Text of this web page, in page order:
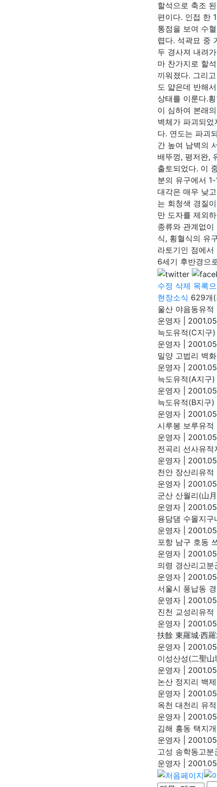
할석으로 축조
편이다. 인접 한
통점을 보여 수
렵다. 석곽묘 중
두 경사져 내려
마 찬가지로 할
끼워졌다. 그리
도 얇은데 반해
상태를 이룬다.
이 심하여 본래
벽체가 파괴되
다. 연도는 파괴
간 높여 남벽의
배뚜껑, 평저완,
출토되었다. 이
분의 유구에서
대각은 매우 낮
는 회청색 경질
만 도자를 제외
종류와 관계없
식, 횡혈식의 유
라토기인 점에
6세기 후반경으
수정 삭제 목록
현장소식 629개
울산 야음동유적
운영자
늑도유적(C지구)
운영자
밀양 고법리 벽
운영자
늑도유적(A지구)
운영자
늑도유적(B지구)
운영자
시루봉 보루유적
운영자
전곡리 선사유
운영자
천안 장산리유적
운영자
군산 산월리(山
운영자
용담댐 수몰지구
운영자
포항 남구 호동
운영자
의령 경산리고분
운영자
서울시 풍납동
운영자
진천 교성리유적
운영자
扶餘 東羅城·西
운영자
이성산성(二聖山
운영자
논산 정지리 백
운영자
옥천 대천리 유적
운영자
김해 흥동 택지
운영자
고성 송학동고분
운영자